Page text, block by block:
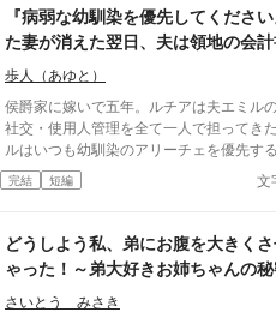
る日の仕事帰り、ふたりで過ごす時間が
―そして気づけば紗夜の部屋でご飯をご馳
ど親密に。 優しくて穏やかで――その色
たび、翔太の心は揺れていく。 大人の女
生、甘くちょっぴり刺激的な同居生活（
る。
『病弱な幼馴染を優先してくださ
た妻が消えた翌日、夫は領地の会
て白紙になっていることに気づいた
歩人（あゆと）
侯爵家に嫁いで五年。ルチアは夫エミル
社交・使用人管理を全て一人で担ってき
ルはいつも幼馴染のアリーチェを優先す
チェは体が弱いんだ、お前とは違う」
百回聞いた日、ルチアは微笑んで離縁届に
に」。翌朝、エミルが目にしたのは——税
切、領民からの陳情の山、そして紅茶の
らない自分。三ヶ月後、かつて「地味な
たルチアは、辺境伯の財務顧問として辣腕
完結 短編 文
どうしよう私、弟にお腹を大きく
ゃった！～弟大好きお姉ちゃんの
～
さいとう みさき